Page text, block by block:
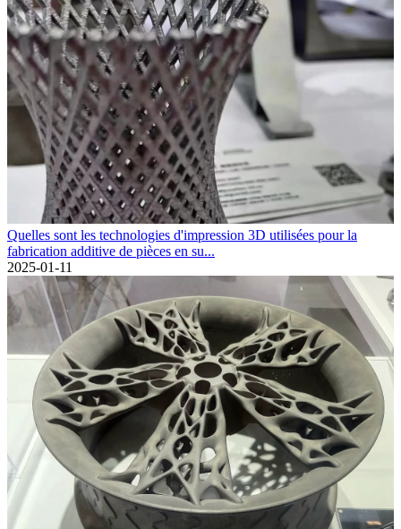
Quelles sont les technologies d'impression 3D utilisées pour la
fabrication additive de pièces en su...
2025-01-11